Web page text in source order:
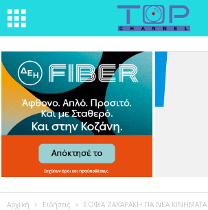
Αρχική Ειδήσεις ΣΟΦΙΑ ΖΑΧΑΡΑΚΗ ΓΙΑ ΝΕΑ ΚΙΝΗΜΑΤΑ